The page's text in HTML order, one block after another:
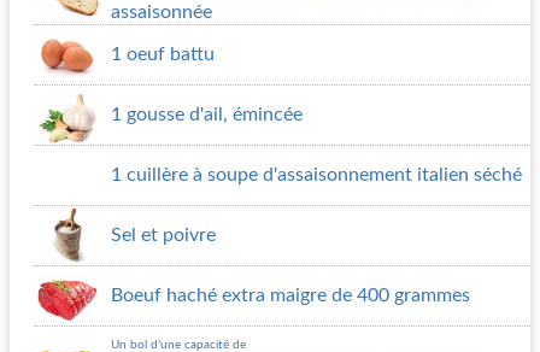
assaisonnée
1 oeuf battu
1 gousse d'ail, émincée
1 cuillère à soupe d'assaisonnement italien séché
Sel et poivre
Boeuf haché extra maigre de 400 grammes
Un bol d'une capacité de